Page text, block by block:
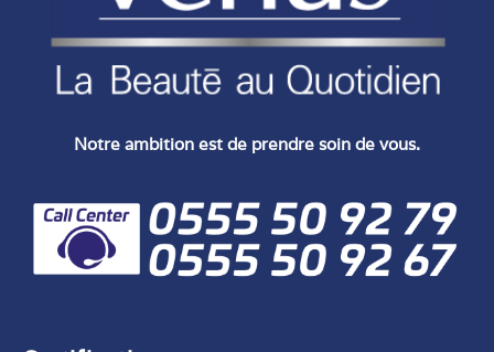
Notre ambition est de prendre soin de vous.